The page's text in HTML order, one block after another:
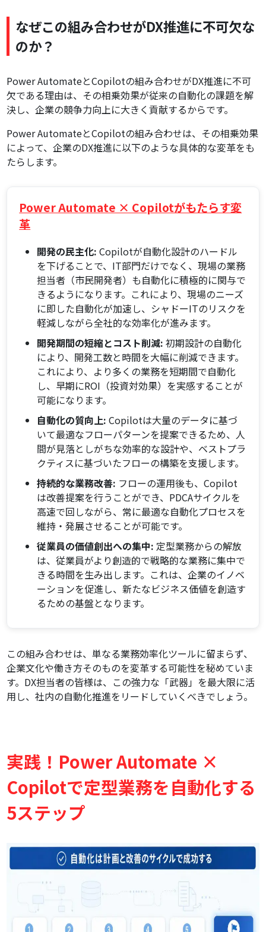
なぜこの組み合わせがDX推進に不可欠な
のか？
Power AutomateとCopilotの組み合わせがDX推進に不可
欠である理由は、その相乗効果が従来の自動化の課題を解
決し、企業の競争力向上に大きく貢献するからです。
Power AutomateとCopilotの組み合わせは、その相乗効果
によって、企業のDX推進に以下のような具体的な変革をも
たらします。
Power Automate × Copilotがもたらす変
革
開発の民主化: Copilotが自動化設計のハードル
を下げることで、IT部門だけでなく、現場の業務
担当者（市民開発者）も自動化に積極的に関与で
きるようになります。これにより、現場のニーズ
に即した自動化が加速し、シャドーITのリスクを
軽減しながら全社的な効率化が進みます。
開発期間の短縮とコスト削減: 初期設計の自動化
により、開発工数と時間を大幅に削減できます。
これにより、より多くの業務を短期間で自動化
し、早期にROI（投資対効果）を実感することが
可能になります。
自動化の質向上: Copilotは大量のデータに基づ
いて最適なフローパターンを提案できるため、人
間が見落としがちな効率的な設計や、ベストプラ
クティスに基づいたフローの構築を支援します。
持続的な業務改善: フローの運用後も、Copilot
は改善提案を行うことができ、PDCAサイクルを
高速で回しながら、常に最適な自動化プロセスを
維持・発展させることが可能です。
従業員の価値創出への集中: 定型業務からの解放
は、従業員がより創造的で戦略的な業務に集中で
きる時間を生み出します。これは、企業のイノベ
ーションを促進し、新たなビジネス価値を創造す
るための基盤となります。
この組み合わせは、単なる業務効率化ツールに留まらず、
企業文化や働き方そのものを変革する可能性を秘めていま
す。DX担当者の皆様は、この強力な「武器」を最大限に活
用し、社内の自動化推進をリードしていくべきでしょう。
実践！Power Automate ×
Copilotで定型業務を自動化する
5ステップ